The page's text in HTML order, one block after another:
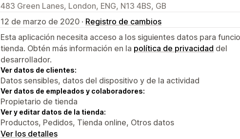
483 Green Lanes, London, ENG, N13 4BS, GB
12 de marzo de 2020 · Registro de cambios
Esta aplicación necesita acceso a los siguientes datos para
tienda. Obtén más información en la política de privacidad del
desarrollador.
Ver datos de clientes:
Datos sensibles, datos del dispositivo y de la actividad
Ver datos de empleados y colaboradores:
Propietario de tienda
Ver y editar datos de la tienda:
Productos, Pedidos, Tienda online, Otros datos
Ver los detalles